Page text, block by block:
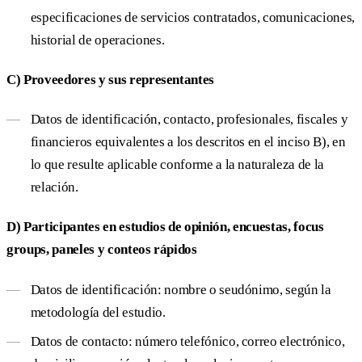
especificaciones de servicios contratados, comunicaciones,
historial de operaciones.
C) Proveedores y sus representantes
Datos de identificación, contacto, profesionales, fiscales y
financieros equivalentes a los descritos en el inciso B), en
lo que resulte aplicable conforme a la naturaleza de la
relación.
D) Participantes en estudios de opinión, encuestas, focus
groups, paneles y conteos rápidos
Datos de identificación: nombre o seudónimo, según la
metodología del estudio.
Datos de contacto: número telefónico, correo electrónico,